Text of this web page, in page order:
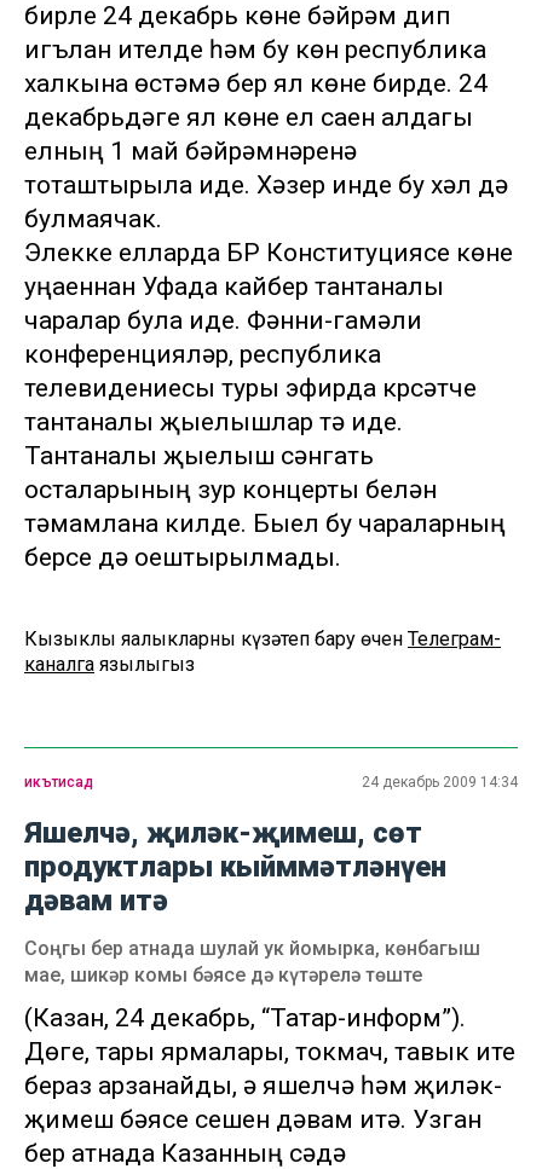
бирле 24 декабрь көне бәйрәм дип
игълан ителде һәм бу көн республика
халкына өстәмә бер ял көне бирде. 24
декабрьдәге ял көне ел саен алдагы
елның 1 май бәйрәмнәренә
тоташтырыла иде. Хәзер инде бу хәл дә
булмаячак.
Элекке елларда БР Конституциясе көне
уңаеннан Уфада кайбер тантаналы
чаралар була иде. Фәнни-гамәли
конференцияләр, республика
телевидениесы туры эфирда күрсәтүче
тантаналы җыелышлар үтә иде.
Тантаналы җыелыш сәнгать
осталарының зур концерты белән
тәмамлана килде. Быел бу чараларның
берсе дә оештырылмады.
Кызыклы яңалыкларны күзәтеп бару өчен Телеграм-
каналга язылыгыз
икътисад 24 декабрь 2009 14:34
Яшелчә, җиләк-җимеш, сөт
продуктлары кыйммәтләнүен
дәвам итә
Соңгы бер атнада шулай ук йомырка, көнбагыш
мае, шикәр комы бәясе дә күтәрелә төште
(Казан, 24 декабрь, “Татар-информ”).
Дөге, тары ярмалары, токмач, тавык ите
бераз арзанайды, ә яшелчә һәм җиләк-
җимеш бәясе үсешен дәвам итә. Узган
бер атнада Казанның сәүдә